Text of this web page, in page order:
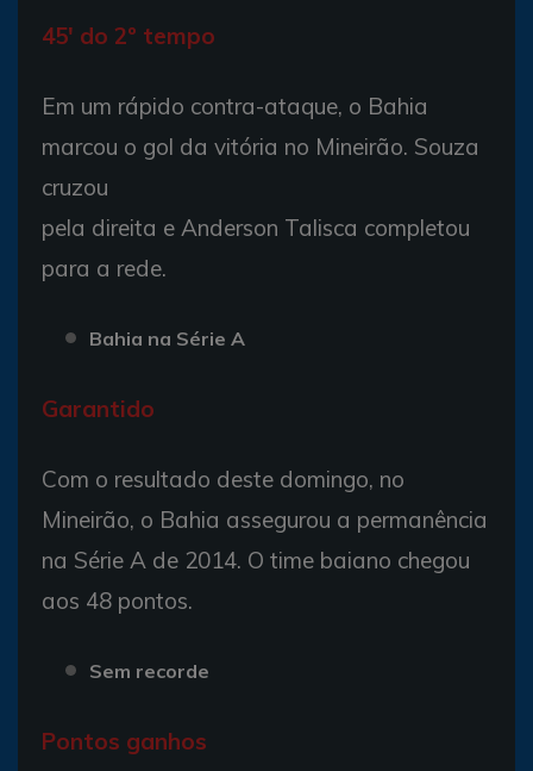
45' do 2º tempo
Em um rápido contra-ataque, o Bahia
marcou o gol da vitória no Mineirão. Souza
cruzou
pela direita e Anderson Talisca completou
para a rede.
Bahia na Série A
Garantido
Com o resultado deste domingo, no
Mineirão, o Bahia assegurou a permanência
na Série A de 2014. O time baiano chegou
aos 48 pontos.
Sem recorde
Pontos ganhos